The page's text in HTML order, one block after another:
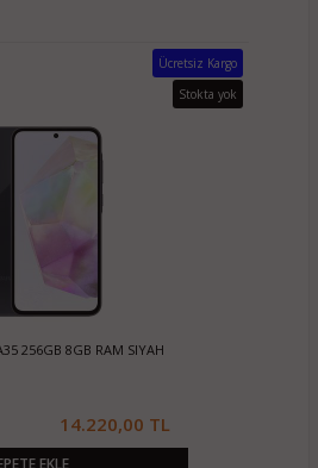
Ücretsiz Kargo
Stokta yok
256GB 8GB RAM SIYAH
14.220,00 TL
EKLE